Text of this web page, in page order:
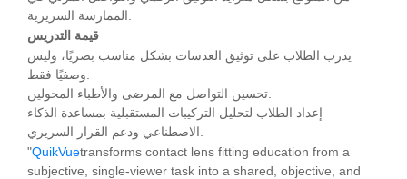
الممارسة السريرية.
قيمة التدريس
يدرب الطلاب على توثيق العدسات بشكل مناسب بصريًا، وليس
إعداد الطلاب لتحليل التركيبات المستقبلية بمساعدة الذكاء
"QuikVuetransforms contact lens fitting education from a
subjective, single-viewer task into a shared, objective, and